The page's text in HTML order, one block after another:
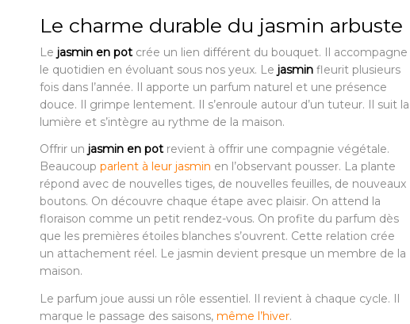
Le charme durable du jasmin arbuste
Le jasmin en pot crée un lien différent du bouquet. Il accompagne
le quotidien en évoluant sous nos yeux. Le jasmin fleurit plusieurs
fois dans l’année. Il apporte un parfum naturel et une présence
douce. Il grimpe lentement. Il s’enroule autour d’un tuteur. Il suit la
lumière et s’intègre au rythme de la maison.
Offrir un jasmin en pot revient à offrir une compagnie végétale.
Beaucoup parlent à leur jasmin en l’observant pousser. La plante
répond avec de nouvelles tiges, de nouvelles feuilles, de nouveaux
boutons. On découvre chaque étape avec plaisir. On attend la
floraison comme un petit rendez-vous. On profite du parfum dès
que les premières étoiles blanches s’ouvrent. Cette relation crée
un attachement réel. Le jasmin devient presque un membre de la
maison.
Le parfum joue aussi un rôle essentiel. Il revient à chaque cycle. Il
marque le passage des saisons, même l’hiver.